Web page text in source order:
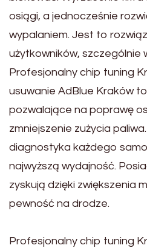
osiągi, a jednocześnie
wypalaniem. Jest to
użytkowników, szczególnie
Profesjonalny chip tuning
usuwanie AdBlue Kraków
pozwalające na poprawę
zmniejszenie zużycia
diagnostyka każdego
najwyższą wydajność.
zyskują dzięki zwiększenia
pewność na drodze.
Profesjonalny chip tuning